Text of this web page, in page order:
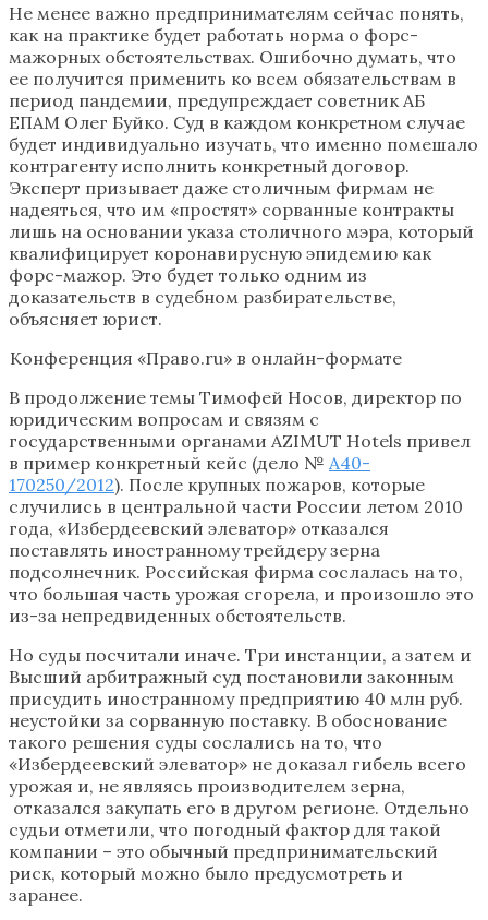
Не менее важно предпринимателям сейчас понять,
как на практике будет работать норма о форс-
мажорных обстоятельствах. Ошибочно думать, что
ее получится применить ко всем обязательствам в
период пандемии, предупреждает советник АБ
ЕПАМ Олег Буйко. Суд в каждом конкретном случае
будет индивидуально изучать, что именно помешало
контрагенту исполнить конкретный договор.
Эксперт призывает даже столичным фирмам не
надеяться, что им «простят» сорванные контракты
лишь на основании указа столичного мэра, который
квалифицирует коронавирусную эпидемию как
форс-мажор. Это будет только одним из
доказательств в судебном разбирательстве,
объясняет юрист.
Конференция «Право.ru» в онлайн-формате
В продолжение темы Тимофей Носов, директор по
юридическим вопросам и связям с
государственными органами AZIMUT Hotels привел
в пример конкретный кейс (дело № А40-
170250/2012). После крупных пожаров, которые
случились в центральной части России летом 2010
года, «Избердеевский элеватор» отказался
поставлять иностранному трейдеру зерна
подсолнечник. Российская фирма сослалась на то,
что большая часть урожая сгорела, и произошло это
из-за непредвиденных обстоятельств.
Но суды посчитали иначе. Три инстанции, а затем и
Высший арбитражный суд постановили законным
присудить иностранному предприятию 40 млн руб.
неустойки за сорванную поставку. В обоснование
такого решения суды сослались на то, что
«Избердеевский элеватор» не доказал гибель всего
урожая и, не являясь производителем зерна,
отказался закупать его в другом регионе. Отдельно
судьи отметили, что погодный фактор для такой
компании – это обычный предпринимательский
риск, который можно было предусмотреть и
заранее.